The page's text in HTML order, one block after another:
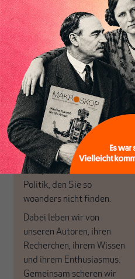
Nur für Abonnenten
MAKROSKOP analysiert
wirtschaftspolitische
Themen aus einer
postkeynesianischen
Perspektive und ist damit
in Deutschland einzigartig.
MAKROSKOP steht für
das große Ganze. Wir
haben einen Blick auf
Geld, Wirtschaft und
Politik, den Sie so
woanders nicht finden.
Dabei leben wir von
unseren Autoren, ihren
Recherchen, ihrem Wissen
und ihrem Enthusiasmus.
Gemeinsam scheren wir